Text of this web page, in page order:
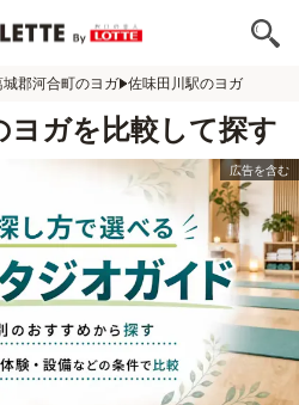
城郡河合町のヨガ 佐味田川駅のヨガ
ヨガを比較して探す